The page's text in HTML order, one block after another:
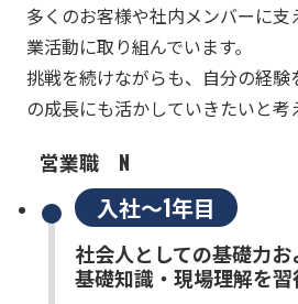
営業職 N
入社～1年目
社会人としての基礎力
基礎知識・現場理解を
多くのお客様や社内メンバーに
業活動に取り組んでいます。
挑戦を続けながらも、自分の経
の成長にも活かしていきたいと考